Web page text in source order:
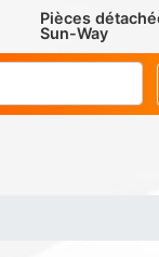
Pièces
Sun-Way